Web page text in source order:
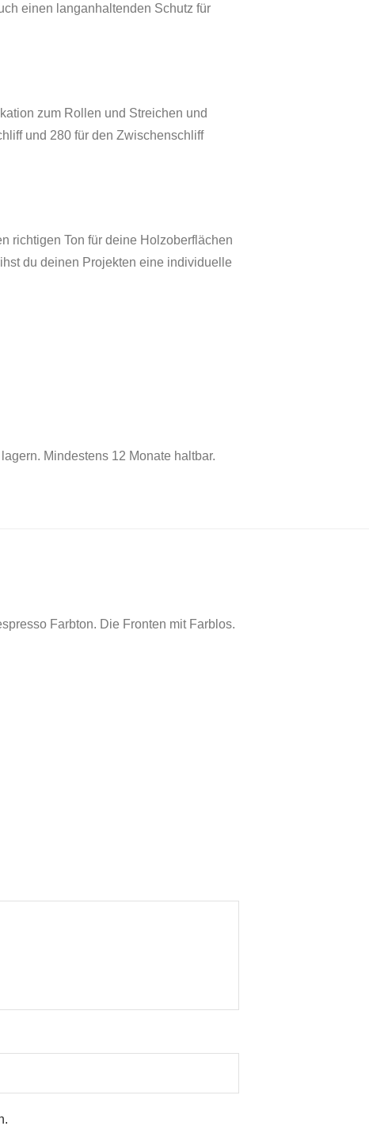
einen langanhaltenden Schutz für
zum Rollen und Streichen und
und 280 für den Zwischenschliff
richtigen Ton für deine Holzoberflächen
du deinen Projekten eine individuelle
Mindestens 12 Monate haltbar.
Farbton. Die Fronten mit Farblos.